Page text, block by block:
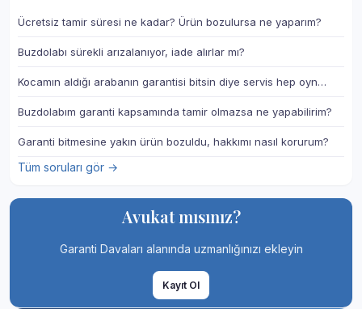
Ücretsiz tamir süresi ne kadar? Ürün bozulursa ne yaparım?
Buzdolabı sürekli arızalanıyor, iade alırlar mı?
Kocamın aldığı arabanın garantisi bitsin diye servis hep oyn…
Buzdolabım garanti kapsamında tamir olmazsa ne yapabilirim?
Garanti bitmesine yakın ürün bozuldu, hakkımı nasıl korurum?
Tüm soruları gör →
Avukat mısınız?
Garanti Davaları alanında uzmanlığınızı ekleyin
Kayıt Ol